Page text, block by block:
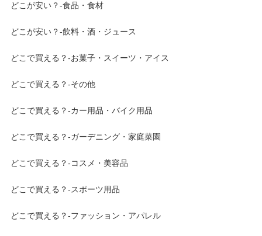
どこが安い？-食品・食材
どこが安い？-飲料・酒・ジュース
どこで買える？-お菓子・スイーツ・アイス
どこで買える？-その他
どこで買える？-カー用品・バイク用品
どこで買える？-ガーデニング・家庭菜園
どこで買える？-コスメ・美容品
どこで買える？-スポーツ用品
どこで買える？-ファッション・アパレル